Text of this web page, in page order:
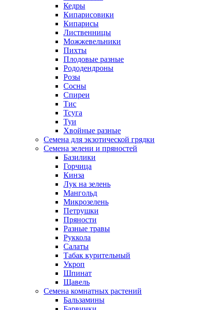
Кедры
Кипарисовики
Кипарисы
Лиственницы
Можжевельники
Пихты
Плодовые разные
Рододендроны
Розы
Сосны
Спиреи
Тис
Тсуга
Туи
Хвойные разные
Семена для экзотической грядки
Семена зелени и пряностей
Базилики
Горчица
Кинза
Лук на зелень
Мангольд
Микрозелень
Петрушки
Пряности
Разные травы
Руккола
Салаты
Табак курительный
Укроп
Шпинат
Щавель
Семена комнатных растений
Бальзамины